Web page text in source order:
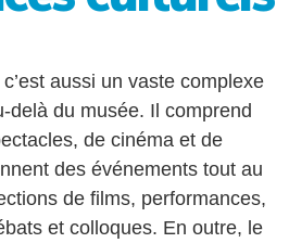
aussi un vaste complexe
delà du musée. Il comprend
de cinéma et de
des événements tout au
de films, performances,
et colloques. En outre, le